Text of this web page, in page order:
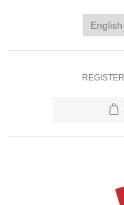
REGISTER